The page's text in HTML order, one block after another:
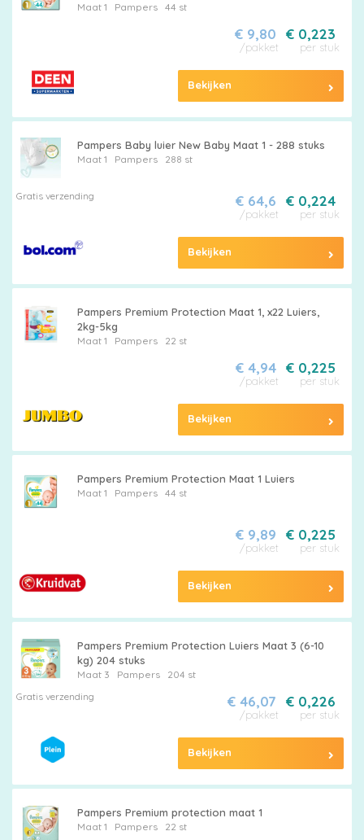
Maat 1 Pampers 44 st
€ 0,223
per stuk
€ 9,80
/pakket
Bekijken
Pampers Baby luier New Baby Maat 1 - 288 stuks
Maat 1 Pampers 288 st
Gratis verzending € 0,224
per stuk
€ 64,6
/pakket
Bekijken
Pampers Premium Protection Maat 1, x22 Luiers,
2kg-5kg
Maat 1 Pampers 22 st
€ 0,225
per stuk
€ 4,94
/pakket
Bekijken
Pampers Premium Protection Maat 1 Luiers
Maat 1 Pampers 44 st
€ 0,225
per stuk
€ 9,89
/pakket
Bekijken
Pampers Premium Protection Luiers Maat 3 (6-10
kg) 204 stuks
Maat 3 Pampers
204 st
Gratis verzending
€ 0,226
per stuk
€ 46,07
/pakket
Bekijken
Pampers Premium protection maat 1
Maat 1 Pampers 22 st